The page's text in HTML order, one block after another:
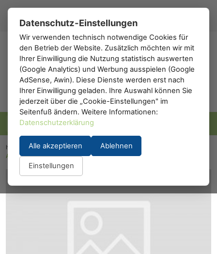
h0 .de
h0.eu Modelleisenbahn / Waggons / Personenwaggons
A.C.M.E. 52841: ACME 52841
Datenschutz-Einstellungen
Wir verwenden technisch notwendige Cookies für
den Betrieb der Website. Zusätzlich möchten wir mit
Ihrer Einwilligung die Nutzung statistisch auswerten
(Google Analytics) und Werbung ausspielen (Google
AdSense, Awin). Diese Dienste werden erst nach
Ihrer Einwilligung geladen. Ihre Auswahl können Sie
jederzeit über die „Cookie-Einstellungen" im
Seitenfuß ändern. Weitere Informationen:
Datenschutzerklärung
Alle akzeptieren Ablehnen
Einstellungen